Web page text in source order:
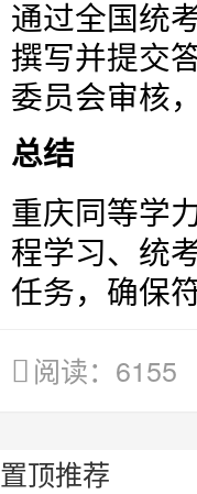
通过全国统
撰写并提交
委员会审核
总结
重庆同等学
程学习、统
任务，确保
阅读：6155
置顶推荐